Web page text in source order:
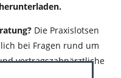
Die Praxislotsen
bei Fragen rund um
vertragszahnärztliche